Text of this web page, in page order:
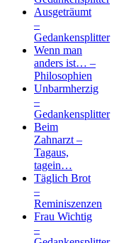
Ausgeträumt
–
Gedankensplitter
Wenn man
anders ist… –
Philosophien
Unbarmherzig
–
Gedankensplitter
Beim
Zahnarzt –
Tagaus,
tagein…
Täglich Brot
–
Reminiszenzen
Frau Wichtig
–